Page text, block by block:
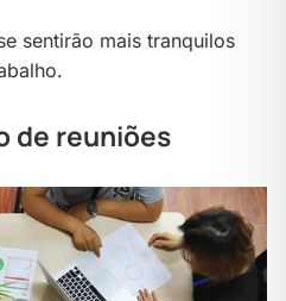
sentirão mais tranquilos
de reuniões